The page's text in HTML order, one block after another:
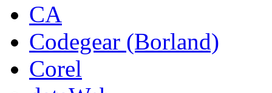
CA
Codegear (Borland)
Corel